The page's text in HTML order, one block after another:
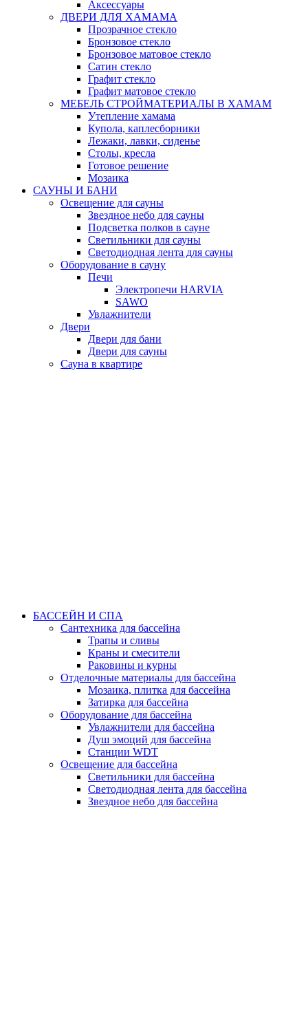
Аксессуары
ДВЕРИ ДЛЯ ХАМАМА
Прозрачное стекло
Бронзовое стекло
Бронзовое матовое стекло
Сатин стекло
Графит стекло
Графит матовое стекло
МЕБЕЛЬ СТРОЙМАТЕРИАЛЫ В ХАМАМ
Утепление хамама
Купола, каплесборники
Лежаки, лавки, сиденье
Столы, кресла
Готовое решение
Мозаика
САУНЫ И БАНИ
Освещение для сауны
Звездное небо для сауны
Подсветка полков в сауне
Светильники для сауны
Светодиодная лента для сауны
Оборудование в сауну
Печи
Электропечи HARVIA
SAWO
Увлажнители
Двери
Двери для бани
Двери для сауны
Сауна в квартире
БАССЕЙН И СПА
Сантехника для бассейна
Трапы и сливы
Краны и смесители
Раковины и курны
Отделочные материалы для бассейна
Мозаика, плитка для бассейна
Затирка для бассейна
Оборудование для бассейна
Увлажнители для бассейна
Душ эмоций для бассейна
Станции WDT
Освещение для бассейна
Светильники для бассейна
Светодиодная лента для бассейна
Звездное небо для бассейна